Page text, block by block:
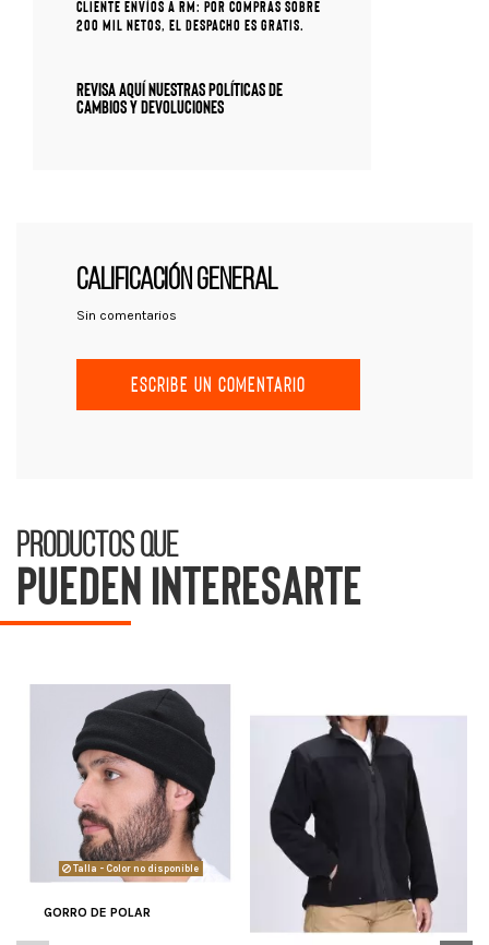
cliente Envíos a RM: Por compras sobre
200 mil netos, el despacho es gratis.
Revisa aquí nuestras políticas de
cambios y devoluciones
CALIFICACIÓN GENERAL
Sin comentarios
ESCRIBE UN COMENTARIO
Productos que
pueden interesarte
Talla - Color no disponible
GORRO DE POLAR